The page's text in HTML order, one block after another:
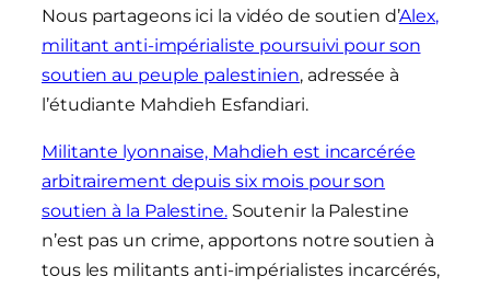
Nous partageons ici la vidéo de soutien d’Alex,
militant anti-impérialiste poursuivi pour son
soutien au peuple palestinien, adressée à
l’étudiante Mahdieh Esfandiari.
Militante lyonnaise, Mahdieh est incarcérée
arbitrairement depuis six mois pour son
soutien à la Palestine.Soutenir la Palestine
n’est pas un crime, apportons notre soutien à
tous les militants anti-impérialistes incarcérés,